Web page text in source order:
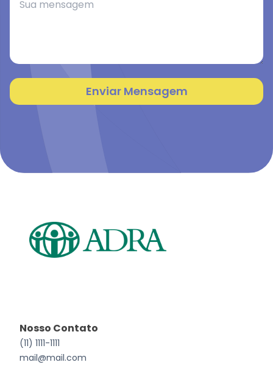
Enviar Mensagem
Nosso Contato
(11) 1111-1111
mail@mail.com